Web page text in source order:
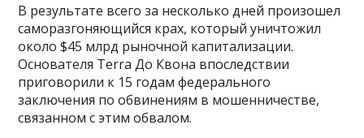
В результате всего за несколько дней произошел
саморазгоняющийся крах, который уничтожил
около $45 млрд рыночной капитализации.
Основателя Terra До Квона впоследствии
приговорили к 15 годам федерального
заключения по обвинениям в мошенничестве,
связанном с этим обвалом.